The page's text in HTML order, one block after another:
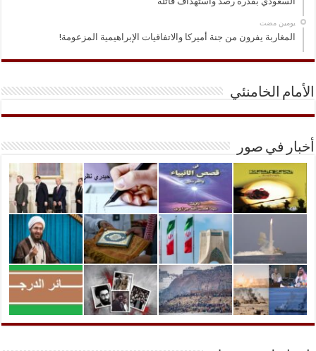
‏يومين مضت
المغاربة يفرون من جنة أميركا والاتفاقيات الإبراهيمية المزعومة!
الأمام الخامنئي
أخبار في صور